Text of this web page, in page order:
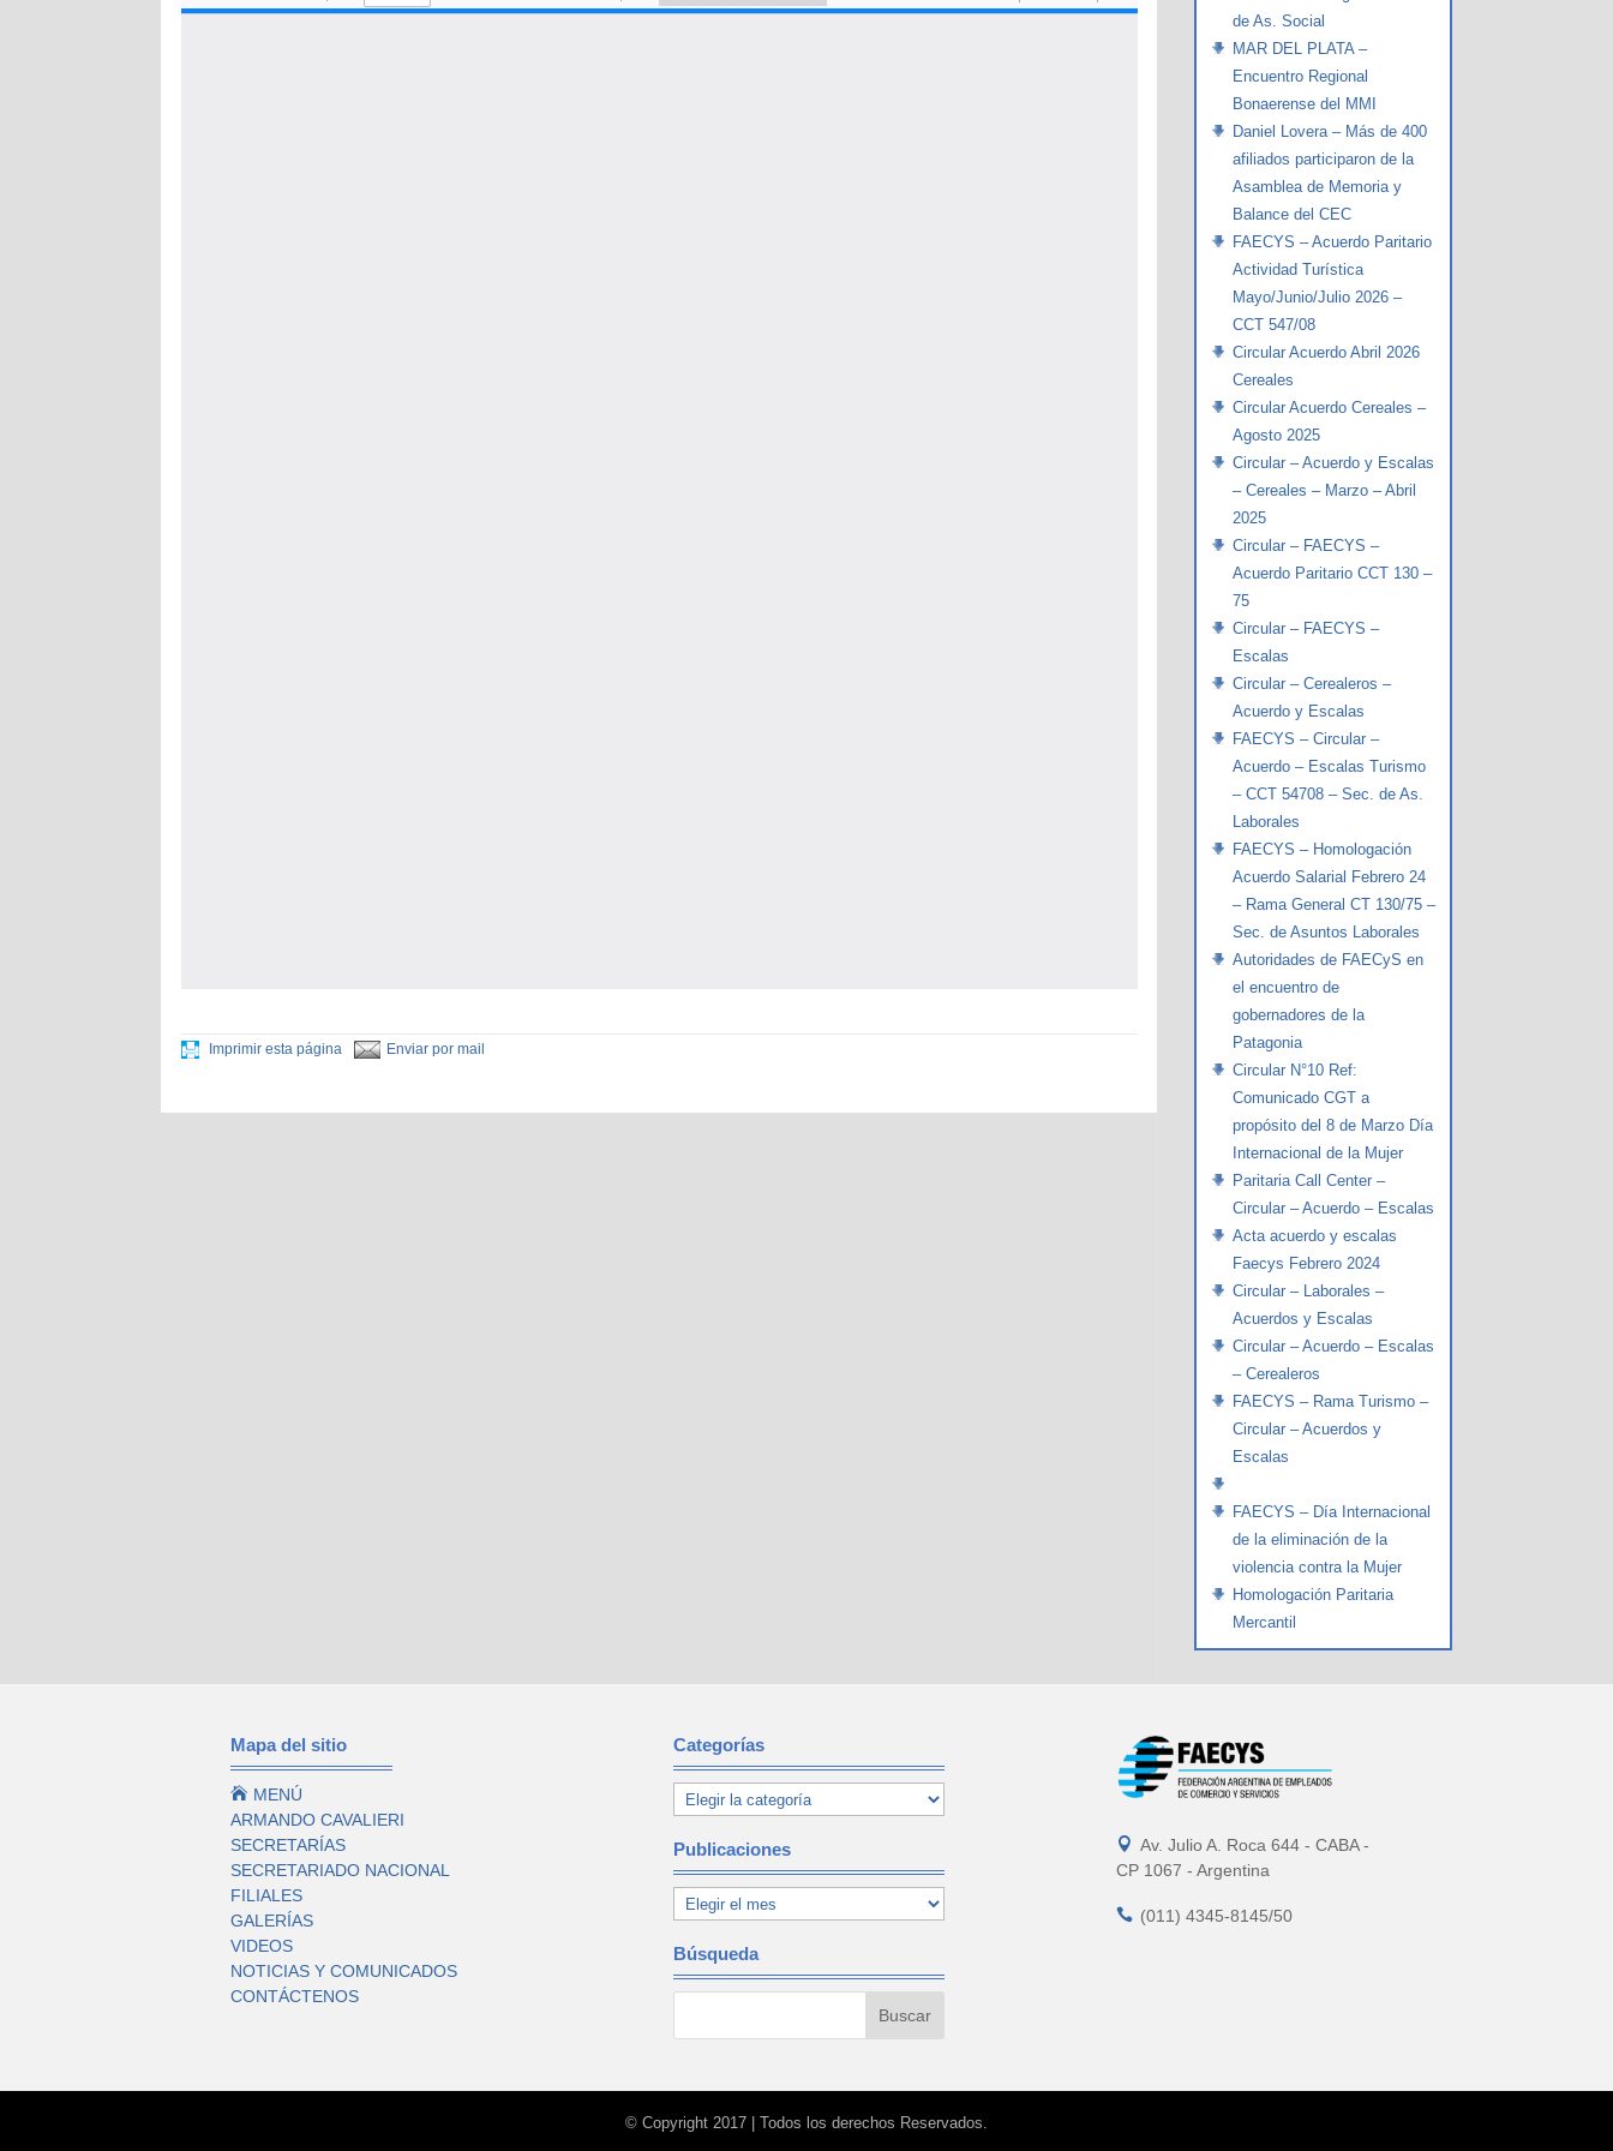
Imprimir esta página Enviar por mail
de As. Social
MAR DEL PLATA –
Encuentro Regional
Bonaerense del MMI
Daniel Lovera – Más de 400
afiliados participaron de la
Asamblea de Memoria y
Balance del CEC
FAECYS – Acuerdo Paritario
Actividad Turística
Mayo/Junio/Julio 2026 –
CCT 547/08
Circular Acuerdo Abril 2026
Cereales
Circular Acuerdo Cereales –
Agosto 2025
Circular – Acuerdo y Escalas
– Cereales – Marzo – Abril
2025
Circular – FAECYS –
Acuerdo Paritario CCT 130 –
75
Circular – FAECYS –
Escalas
Circular – Cerealeros –
Acuerdo y Escalas
FAECYS – Circular –
Acuerdo – Escalas Turismo
– CCT 54708 – Sec. de As.
Laborales
FAECYS – Homologación
Acuerdo Salarial Febrero 24
– Rama General CT 130/75 –
Sec. de Asuntos Laborales
Autoridades de FAECyS en
el encuentro de
gobernadores de la
Patagonia
Circular N°10 Ref:
Comunicado CGT a
propósito del 8 de Marzo Día
Internacional de la Mujer
Paritaria Call Center –
Circular – Acuerdo – Escalas
Acta acuerdo y escalas
Faecys Febrero 2024
Circular – Laborales –
Acuerdos y Escalas
Circular – Acuerdo – Escalas
– Cerealeros
FAECYS – Rama Turismo –
Circular – Acuerdos y
Escalas
FAECYS – Día Internacional
de la eliminación de la
violencia contra la Mujer
Homologación Paritaria
Mercantil
Mapa del sitio
 MENÚ
ARMANDO CAVALIERI
SECRETARÍAS
SECRETARIADO NACIONAL
FILIALES
GALERÍAS
VIDEOS
NOTICIAS Y COMUNICADOS
CONTÁCTENOS
Categorías
Publicaciones
Búsqueda
 Av. Julio A. Roca 644 - CABA -
CP 1067 - Argentina
 (011) 4345-8145/50
© Copyright 2017 | Todos los derechos Reservados.